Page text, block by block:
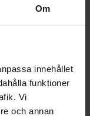
Om
innehållet
funktioner
Vi
och annan
inkl. moms